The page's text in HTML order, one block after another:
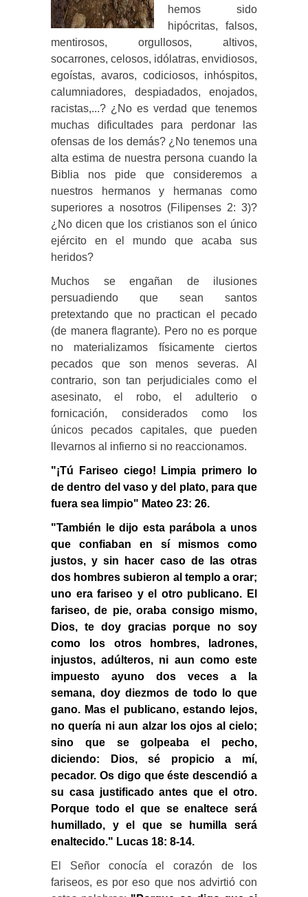
hemos sido
hipócritas, falsos,
mentirosos, orgullosos, altivos,
socarrones, celosos, idólatras, envidiosos,
egoístas, avaros, codiciosos, inhóspitos,
calumniadores, despiadados, enojados,
racistas,...? ¿No es verdad que tenemos
muchas dificultades para perdonar las
ofensas de los demás? ¿No tenemos una
alta estima de nuestra persona cuando la
Biblia nos pide que consideremos a
nuestros hermanos y hermanas como
superiores a nosotros (Filipenses 2: 3)?
¿No dicen que los cristianos son el único
ejército en el mundo que acaba sus
heridos?
Muchos se engañan de ilusiones
persuadiendo que sean santos
pretextando que no practican el pecado
(de manera flagrante). Pero no es porque
no materializamos físicamente ciertos
pecados que son menos severas. Al
contrario, son tan perjudiciales como el
asesinato, el robo, el adulterio o
fornicación, considerados como los
únicos pecados capitales, que pueden
llevarnos al infierno si no reaccionamos.
"¡Tú Fariseo ciego! Limpia primero lo
de dentro del vaso y del plato, para que
fuera sea limpio" Mateo 23: 26.
"También le dijo esta parábola a unos
que confiaban en sí mismos como
justos, y sin hacer caso de las otras
dos hombres subieron al templo a orar;
uno era fariseo y el otro publicano. El
fariseo, de pie, oraba consigo mismo,
Dios, te doy gracias porque no soy
como los otros hombres, ladrones,
injustos, adúlteros, ni aun como este
impuesto ayuno dos veces a la
semana, doy diezmos de todo lo que
gano. Mas el publicano, estando lejos,
no quería ni aun alzar los ojos al cielo;
sino que se golpeaba el pecho,
diciendo: Dios, sé propicio a mí,
pecador. Os digo que éste descendió a
su casa justificado antes que el otro.
Porque todo el que se enaltece será
humillado, y el que se humilla será
enaltecido." Lucas 18: 8-14.
El Señor conocía el corazón de los
fariseos, es por eso que nos advirtió con